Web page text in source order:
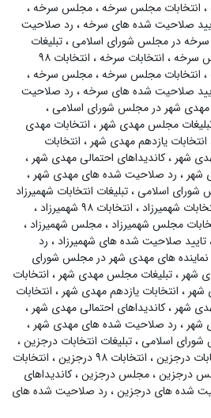
، انتخابات مجلس سرخه،مجلس سرخه،
صلاحیت شده های سرخه، رد صلاحیت
سرخه در مجلس شورای اسلامی،تبلیغات
سرخه، انتخابات سرخه،
انتخابات ۹۸
، انتخابات مجلس سرخه،مجلس سرخه،
صلاحیت شده های سرخه، رد صلاحیت
مهدی شهر در مجلس شورای اسلامی،
مجلس مهدی شهر ، انتخابات مهدی
انتخابات یازدهم مهدی شهر ، انتخابات
شهر ،کاندیداهای احتمالی مهدی شهر ،
شهر ، رد صلاحیت شده های مهدی شهر ،
شورای اسلامی،تبلیغات انتخابات شهمیرزاد
شهمیرزاد، انتخابات ۹۸ شهمیرزاد
،
مجلس شهمیرزاد،مجلس شهمیرزاد،
تایید صلاحیت شده های شهمیرزاد، رد
نماینده های مهدی شهر در مجلس شورای
شهر ،تبلیغات مجلس مهدی شهر ، انتخابات
، انتخابات یازدهم مهدی شهر ، انتخابات
شهر ،کاندیداهای احتمالی مهدی شهر ،
شهر ، رد صلاحیت شده های مهدی شهر ،
شورای اسلامی،تبلیغات انتخابات درجزین،
درجزین، انتخابات ۹۸ درجزین ، انتخابات
درجزین،مجلس درجزین،کاندیداهای
شده های درجزین، رد صلاحیت شده های